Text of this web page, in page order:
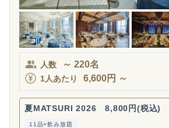
人数 ～ 220名
1人あたり 6,600円 ～
夏MATSURI 2026 8,800円(税込)
11品+飲み放題